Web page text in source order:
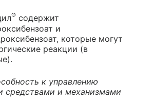
® содержит
и
которые могут
реакции (в
к управлению
средствами и механизмами